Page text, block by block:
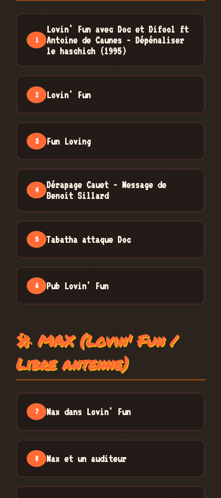
1
Lovin' Fun avec Doc et Difool ft
Antoine de Caunes - Dépénaliser
le haschich (1995)
2 Lovin' Fun
3 Fun Loving
4
Dérapage Cauet - Message de
Benoit Sillard
5 Tabatha attaque Doc
6 Pub Lovin' Fun
🎤 MAX (Lovin' Fun /
Libre antenne)
7 Max dans Lovin' Fun
8 Max et un auditeur